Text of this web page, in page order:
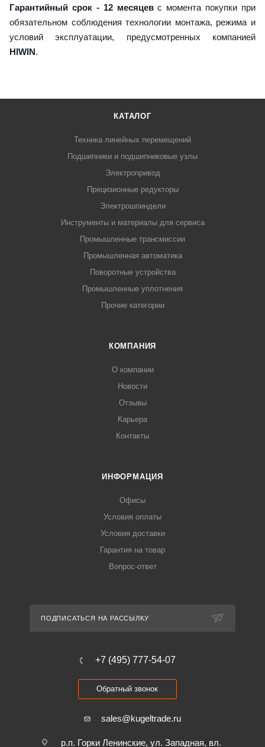
Гарантийный срок - 12 месяцевс момента покупки при
обязательном соблюдения технологии монтажа, режима и
условий эксплуатации, предусмотренных компанией
HIWIN.
КАТАЛОГ
Техника линейных перемещений
Подшипники и подшипниковые узлы
Электропривод
Прецизионные редукторы
Электрошпиндели
Инструменты и материалы для сервиса
Промышленные трансмиссии
Промышленная автоматика
Поворотные устройства
Промышленные уплотнения
Прочие категории
КОМПАНИЯ
О компании
Новости
Отзывы
Карьера
Контакты
ИНФОРМАЦИЯ
Офисы
Условия оплаты
Условия доставки
Гарантия на товар
Вопрос-ответ
ПОДПИСАТЬСЯ НА РАССЫЛКУ
+7 (495) 777-54-07
Обратный звонок
sales@kugeltrade.ru
р.п. Горки Ленинские, ул. Западная, вл.